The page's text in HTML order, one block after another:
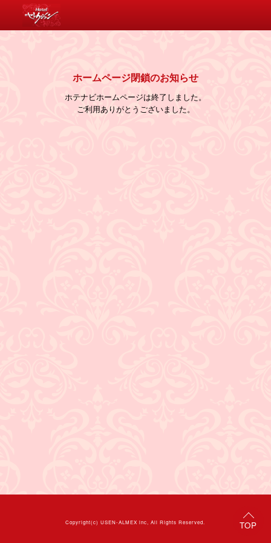
消費税について
ホームページ閉鎖のお知らせ
ホテナビホームページは終了しました。
ご利用ありがとうございました。
Copyright(c)USEN-ALMEX inc, All Rights Reserved.